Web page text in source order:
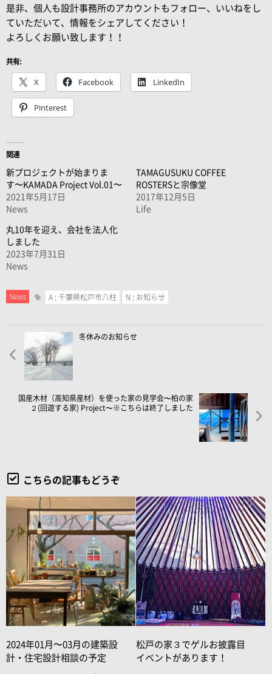
是非、個人も設計事務所のアカウントもフォロー、いいねをし
ていただいて、情報をシェアしてください！
よろしくお願い致します！！
共有:
X Facebook LinkedIn
Pinterest
関連
新プロジェクトが始まりま
す〜KAMADA Project Vol.01〜
2021年5月17日
News
TAMAGUSUKU COFFEE
ROSTERSと宗像堂
2017年12月5日
Life
丸10年を迎え、会社を法人化
しました
2023年7月31日
News
News A : 千葉県松戸市八柱 N : お知らせ
冬休みのお知らせ
国産木材（高知県産材）を使った家の見学会〜柏の家
２(回遊する家) Project〜※こちらは終了しました
こちらの記事もどうぞ
2024年01月〜03月の建築設
計・住宅設計相談の予定
松戸の家３でゲルお披露目
イベントがあります！